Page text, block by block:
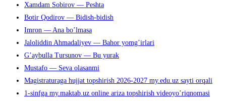
Xamdam Sobirov — Peshta
Botir Qodirov — Bidish-bidish
Imron — Ana bo’lmasa
Jaloliddin Ahmadaliyev — Bahor yomg’irlari
G’aybulla Tursunov — Bu yurak
Mustafo — Seva olasanmi
Magistraturaga hujjat topshirish 2026-2027 my.edu.uz sayti orqali
1-sinfga my.maktab.uz online ariza topshirish videoyo’riqnomasi